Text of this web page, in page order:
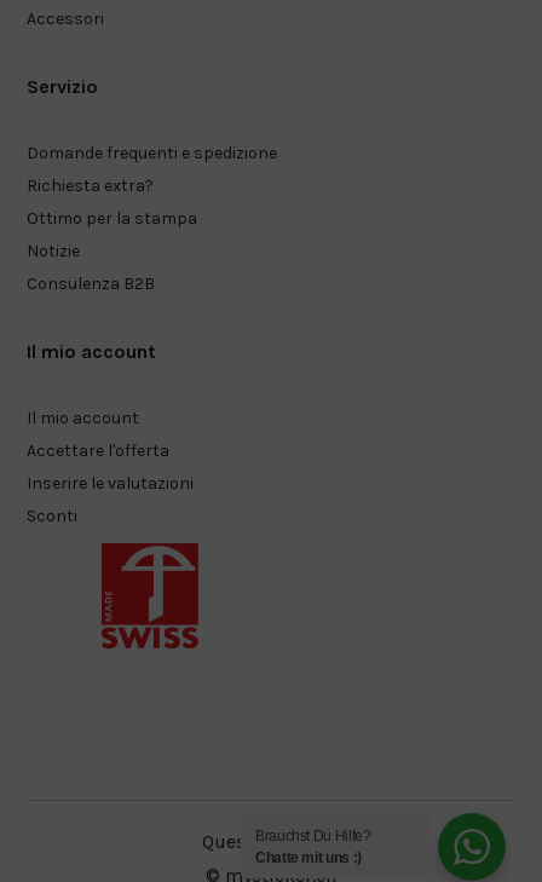
Accessori
Servizio
Domande frequenti e spedizione
Richiesta extra?
Ottimo per la stampa
Notizie
Consulenza B2B
Il mio account
Il mio account
Accettare l'offerta
Inserire le valutazioni
Sconti
Questioni legali
© mysticker.ch
Brauchst Du Hilfe?
Chatte mit uns :)